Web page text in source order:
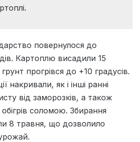
повернулося до
Картоплю висадили 15
прогрівся до +10 градусів.
накривали, як і інші ранні
від заморозків, а також
соломою. Збирання
8 травня, що дозволило